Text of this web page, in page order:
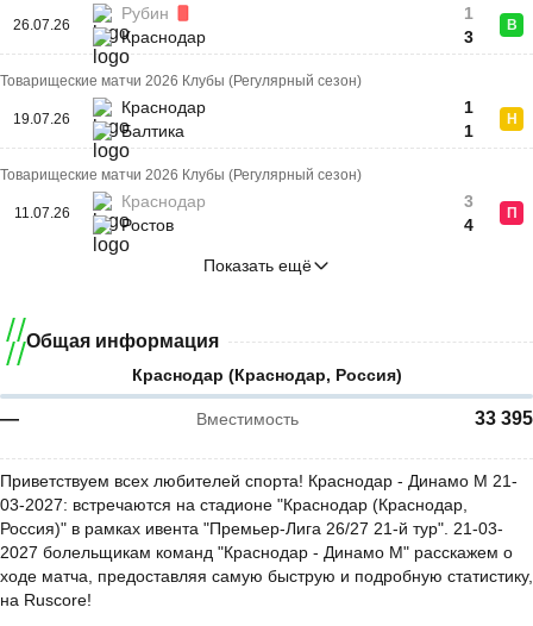
26.07.26
Рубин
Краснодар
1
3
В
Товарищеские матчи 2026 Клубы (Регулярный сезон)
19.07.26
Краснодар
Балтика
1
1
Н
Товарищеские матчи 2026 Клубы (Регулярный сезон)
11.07.26
Краснодар
Ростов
3
4
П
Показать ещё
Общая информация
Краснодар (Краснодар, Россия)
— Вместимость 33 395
Приветствуем всех любителей спорта! Краснодар - Динамо М 21-
03-2027: встречаются на стадионе "Краснодар (Краснодар,
Россия)" в рамках ивента "Премьер-Лига 26/27 21-й тур". 21-03-
2027 болельщикам команд "Краснодар - Динамо М" расскажем о
ходе матча, предоставляя самую быструю и подробную статистику,
на Ruscore!